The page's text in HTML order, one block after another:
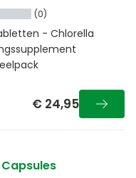
(0)
- Chlorella
€ 24,95